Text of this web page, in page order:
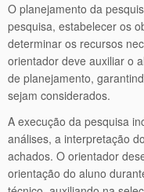
O planejamento da
pesquisa, estabelecer os
determinar os recursos
orientador deve auxiliar o
de planejamento,
sejam considerados.
A execução da pesquisa
análises, a interpretação
achados. O orientador
orientação do aluno